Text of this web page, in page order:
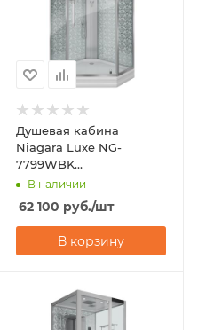
Душевая кабина
Niagara Luxe NG-
7799WBK
(900x900х2100)
В наличии
62 100 руб./шт
В корзину